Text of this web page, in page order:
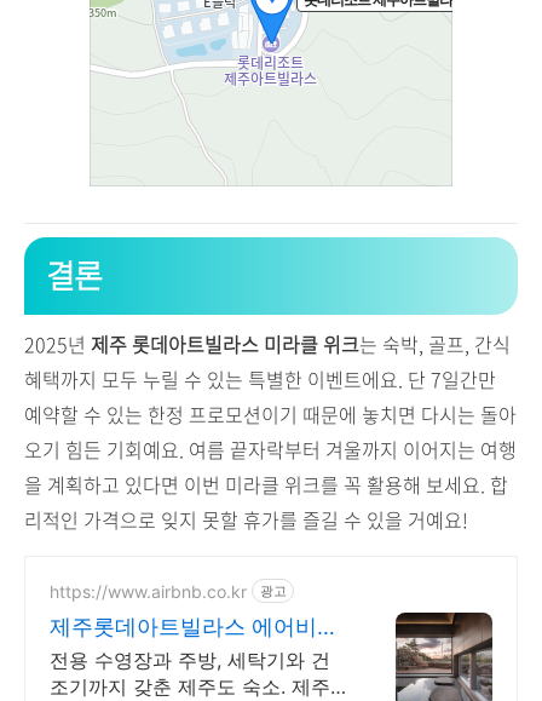
결론
2025년 제주 롯데아트빌라스 미라클 위크는 숙박, 골프, 간식
혜택까지 모두 누릴 수 있는 특별한 이벤트에요. 단 7일간만
예약할 수 있는 한정 프로모션이기 때문에 놓치면 다시는 돌아
오기 힘든 기회예요. 여름 끝자락부터 겨울까지 이어지는 여행
을 계획하고 있다면 이번 미라클 위크를 꼭 활용해 보세요. 합
리적인 가격으로 잊지 못할 휴가를 즐길 수 있을 거예요!
https://www.airbnb.co.kr 광고
제주롯데아트빌라스 에어비앤
비 제주도 인기숙소 둘러보기
전용 수영장과 주방, 세탁기와 건
조기까지 갖춘 제주도 숙소. 제주